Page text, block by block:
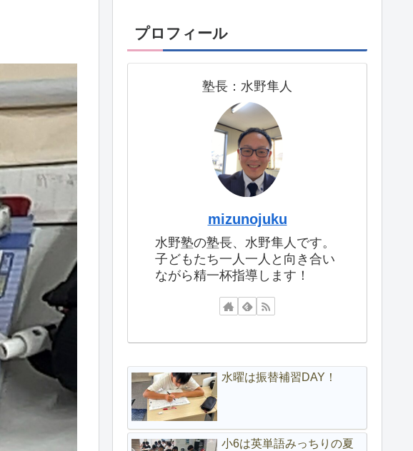
プロフィール
塾長：水野隼人
mizunojuku
水野塾の塾長、水野隼人です。
子どもたち一人一人と向き合い
ながら精一杯指導します！
水曜は振替補習DAY！
小6は英単語みっちりの夏